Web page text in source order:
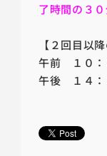
了時間の３
【２回目以
午前 １０：
午後 １４：